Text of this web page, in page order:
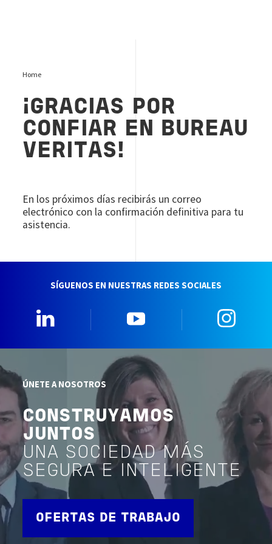
Home
¡GRACIAS POR
CONFIAR EN BUREAU
VERITAS!
En los próximos días recibirás un correo
electrónico con la confirmación definitiva para tu
asistencia.
SÍGUENOS EN NUESTRAS REDES SOCIALES
ÚNETE A NOSOTROS
CONSTRUYAMOS
JUNTOS
UNA SOCIEDAD MÁS
SEGURA E INTELIGENTE
OFERTAS DE TRABAJO